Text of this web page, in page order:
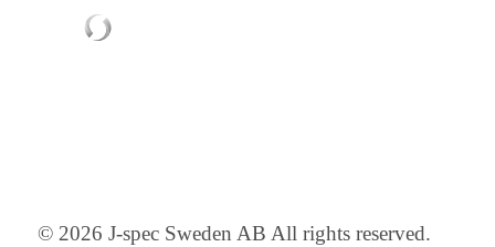
© 2026 J-spec Sweden AB All rights reserved.